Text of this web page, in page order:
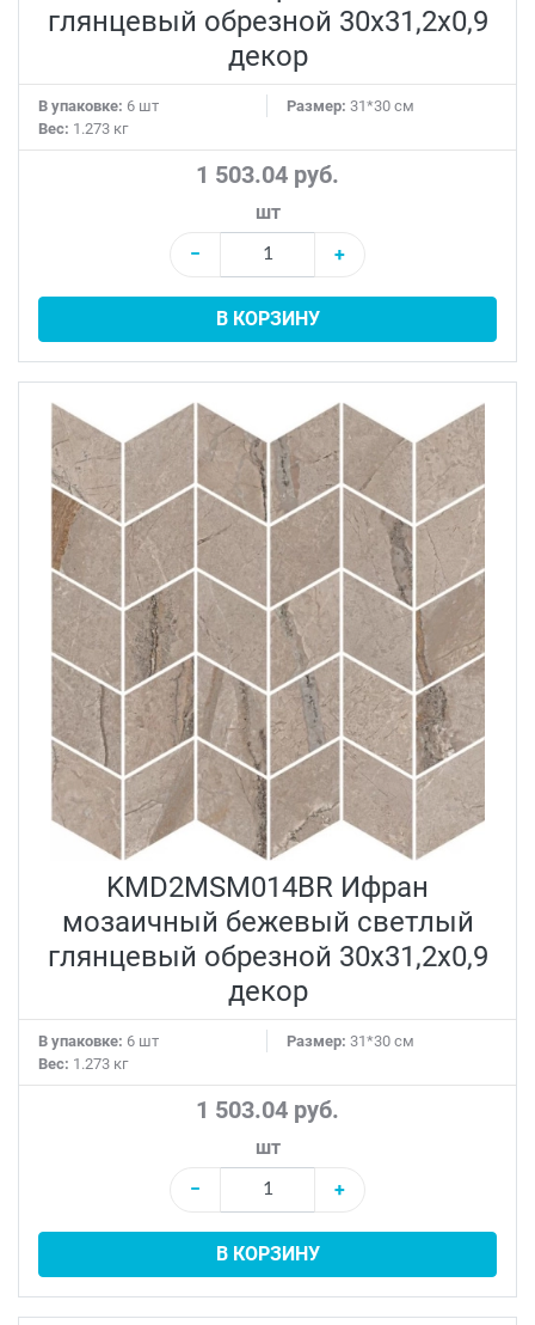
глянцевый обрезной 30x31,2x0,9
декор
В упаковке: 6 шт Размер: 31*30 см
Вес: 1.273 кг
1 503.04 руб.
шт
−
+
В КОРЗИНУ
KMD2MSM014BR Ифран
мозаичный бежевый светлый
глянцевый обрезной 30x31,2x0,9
декор
В упаковке: 6 шт Размер: 31*30 см
Вес: 1.273 кг
1 503.04 руб.
шт
−
+
В КОРЗИНУ